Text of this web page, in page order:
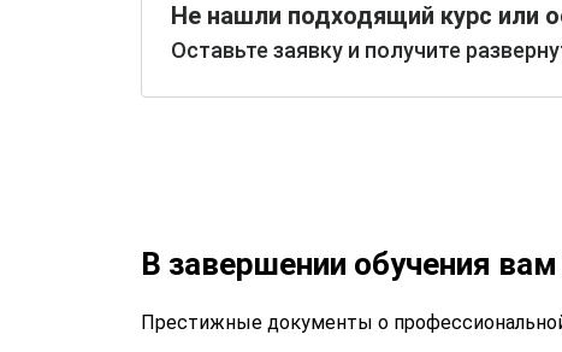
Не нашли подходящий курс или
Оставьте заявку и получите
В завершении обучения
Престижные документы о